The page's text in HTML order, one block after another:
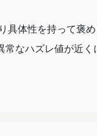
体性を持って褒
なハズレ値が近